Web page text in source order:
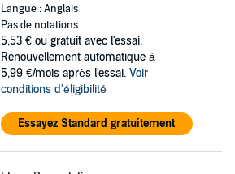
Langue : Anglais
Pas de notations
5,53 € ou gratuit avec l'essai.
Renouvellement automatique à
5,99 €/mois après l'essai. Voir
conditions d'éligibilité
Essayez Standard gratuitement